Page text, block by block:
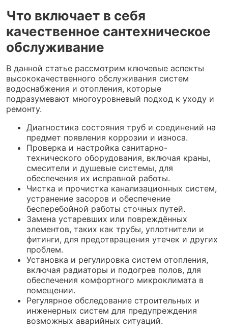
Что включает в себя
качественное сантехническое
обслуживание
В данной статье рассмотрим ключевые аспекты
высококачественного обслуживания систем
водоснабжения и отопления, которые
подразумевают многоуровневый подход к уходу и
ремонту.
Диагностика состояния труб и соединений на
предмет появления коррозии и износа.
Проверка и настройка санитарно-
технического оборудования, включая краны,
смесители и душевые системы, для
обеспечения их исправной работы.
Чистка и прочистка канализационных систем,
устранение засоров и обеспечение
бесперебойной работы сточных путей.
Замена устаревших или повреждённых
элементов, таких как трубы, уплотнители и
фитинги, для предотвращения утечек и других
проблем.
Установка и регулировка систем отопления,
включая радиаторы и подогрев полов, для
обеспечения комфортного микроклимата в
помещении.
Регулярное обследование строительных и
инженерных систем для предупреждения
возможных аварийных ситуаций.